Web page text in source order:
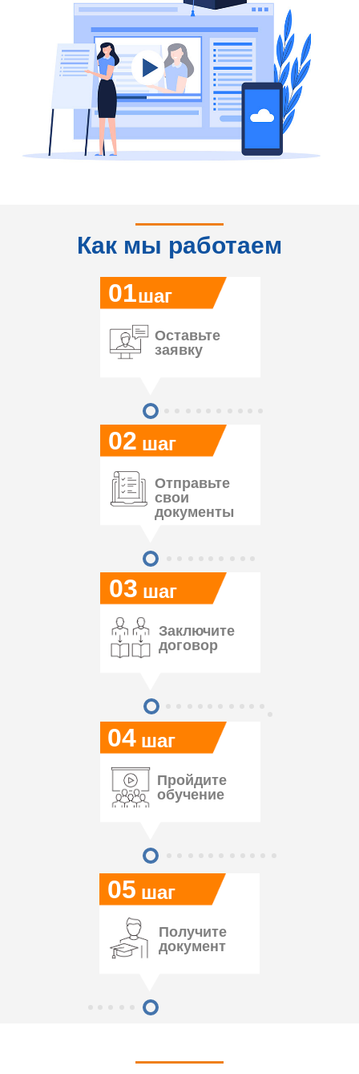
Как мы работаем
05
04
03
02
01
Оставьте
заявку
шаг
шаг
шаг
шаг
шаг
Отправьте
свои
документы
Заключите
договор
Пройдите
обучение
Получите
документ